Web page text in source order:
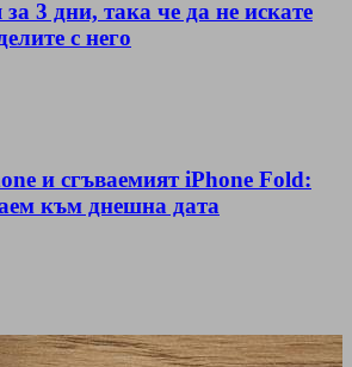
за 3 дни, така че да не искате
с него
и сгъваемият iPhone Fold:
към днешна дата